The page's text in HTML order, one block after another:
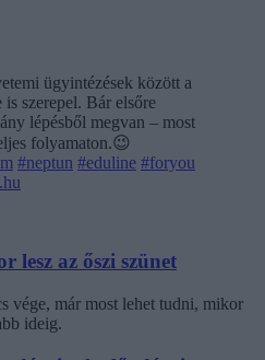
ügyintézések között a
szerepel. Bár elsőre
lépésből megvan – most
folyamaton.😉
#neptun #eduline #foryou
lesz az őszi szünet
vége, már most lehet tudni, mikor
ideig.